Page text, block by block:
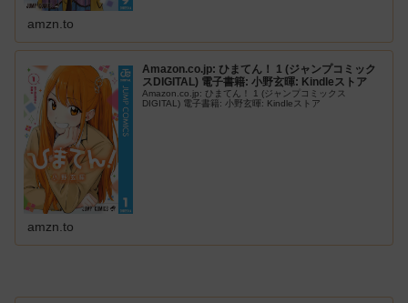
amzn.to
Amazon.co.jp: ひまてん！ 1 (ジャンプコミック
スDIGITAL) 電子書籍: 小野玄暉: Kindleストア
Amazon.co.jp: ひまてん！ 1 (ジャンプコミックス
DIGITAL) 電子書籍: 小野玄暉: Kindleストア
amzn.to